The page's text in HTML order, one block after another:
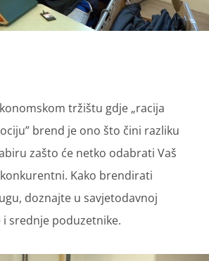
tržištu gdje „racija
brend je ono što čini razliku
zašto će netko odabrati Vaš
Kako brendirati
doznajte u savjetodavnoj
srednje poduzetnike.